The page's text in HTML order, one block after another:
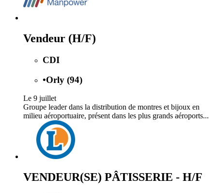
Vendeur (H/F)
CDI
•Orly (94)
Le 9 juillet
Groupe leader dans la distribution de montres et bijoux en
milieu aéroportuaire, présent dans les plus grands aéroports...
VENDEUR(SE) PÂTISSERIE - H/F